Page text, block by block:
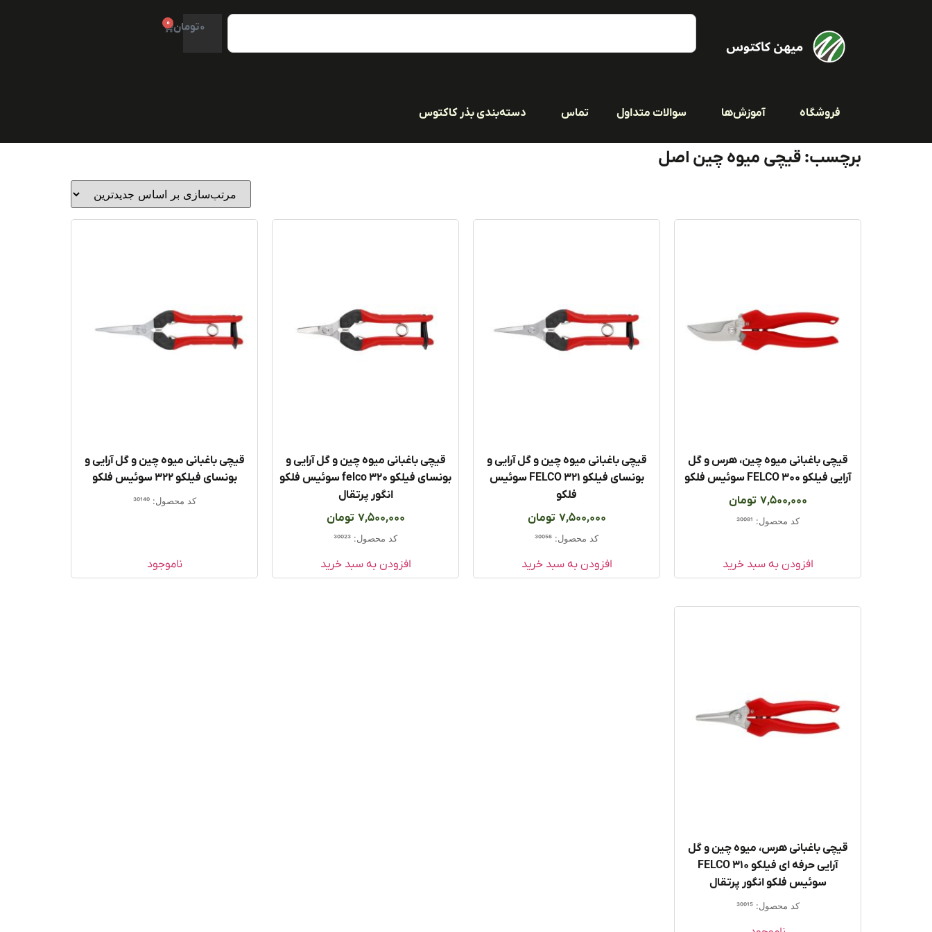
0تومان 0
فروشگاه آموزش‌ها سوالات متداول تماس دسته‌بندی بذر کاکتوس
برچسب: قیچی میوه چین اصل
قیچی باغبانی میوه چین، هرس و گل
آرایی فیلکو FELCO 300 سوئیس فلکو
7,500,000 تومان
کد محصول: 30081
افزودن به سبد خرید
قیچی باغبانی میوه چین و گل آرایی و
بونسای فیلکو FELCO 321 سوئیس
فلکو
7,500,000 تومان
کد محصول: 30056
افزودن به سبد خرید
قیچی باغبانی میوه چین و گل آرایی و
بونسای فیلکو felco 320 سوئیس فلکو
انگور پرتقال
7,500,000 تومان
کد محصول: 30023
افزودن به سبد خرید
قیچی باغبانی میوه چین و گل آرایی و
بونسای فیلکو 322 سوئیس فلکو
کد محصول: 30140
ناموجود
قیچی باغبانی هرس، میوه چین و گل
آرایی حرفه ای فیلکو FELCO 310
سوئیس فلکو انگور پرتقال
کد محصول: 30015